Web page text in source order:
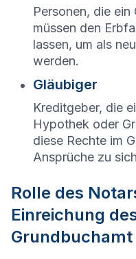
Personen, die
müssen den
lassen, um als
werden.
Gläubiger
Kreditgeber, die
Hypothek oder
diese Rechte im
Ansprüche zu
Rolle des
Einreichung
Grundbuchamt